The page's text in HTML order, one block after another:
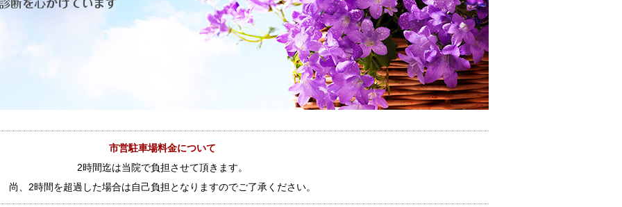
市営駐車場料金について
2時間迄は当院で負担させて頂きます。
尚、2時間を超過した場合は自己負担となりますのでご了承ください。